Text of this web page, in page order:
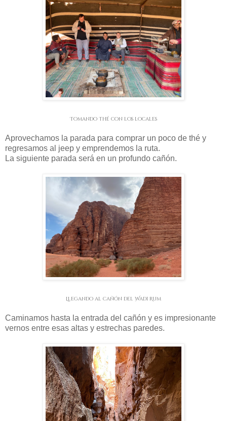
Tomando thé con los locales
Aprovechamos la parada para comprar un poco de thé y
regresamos al jeep y emprendemos la ruta.
La siguiente parada será en un profundo cañón.
Llegando al cañón del Wadi Rum
Caminamos hasta la entrada del cañón y es impresionante
vernos entre esas altas y estrechas paredes.